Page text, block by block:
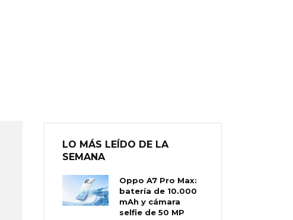
LO MÁS LEÍDO DE LA
SEMANA
Oppo A7 Pro Max:
batería de 10.000
mAh y cámara
selfie de 50 MP